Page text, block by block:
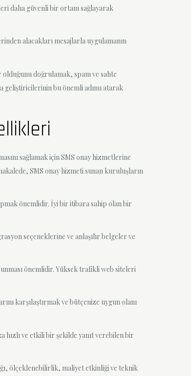
daha güvenli bir ortam sağlayarak
alacakları mesajlarla uygulamanın
olduğunu doğrulamak, spam ve sahte
geliştiricilerinin bu önemli adımı atarak
sağlamak için SMS onay hizmetlerine
SMS onay hizmeti sunan kuruluşların
önemlidir. İyi bir itibara sahip olan bir
seçeneklerine ve anlaşılır belgeler ve
önemlidir. Yüksek trafikli web siteleri
karşılaştırmak ve bütçenize uygun olanı
ve etkili bir şekilde yanıt verebilen bir
ölçeklenebilirlik, maliyet etkinliği ve teknik